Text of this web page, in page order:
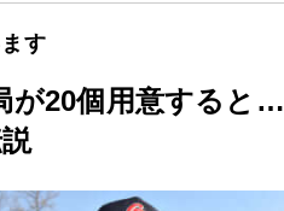
す
が20個用意すると…